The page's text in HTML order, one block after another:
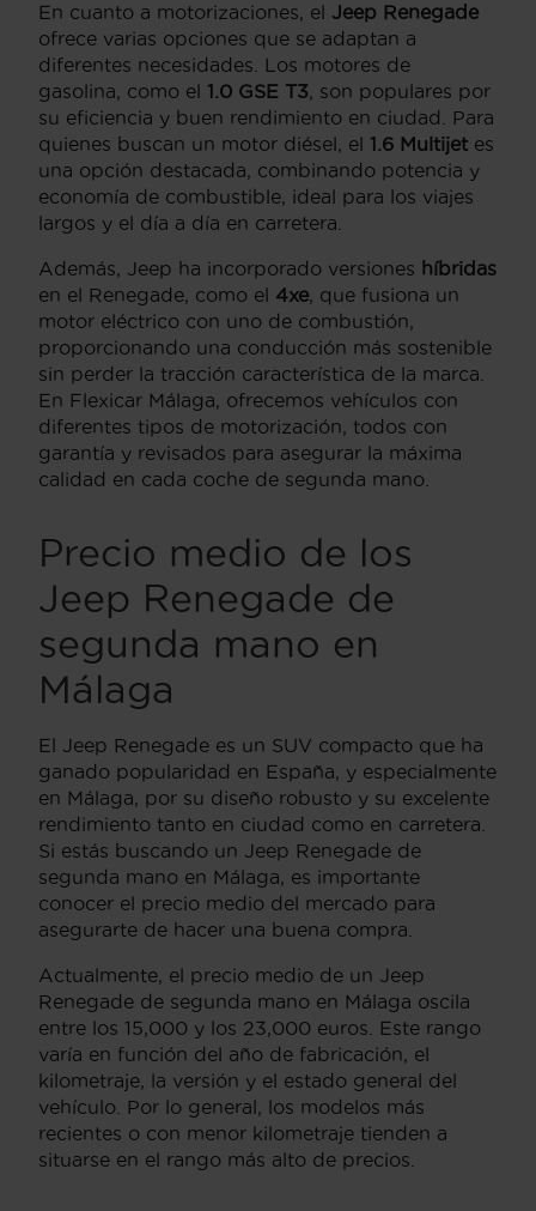
En cuanto a motorizaciones, el Jeep Renegade
ofrece varias opciones que se adaptan a
diferentes necesidades. Los motores de
gasolina, como el 1.0 GSE T3, son populares por
su eficiencia y buen rendimiento en ciudad. Para
quienes buscan un motor diésel, el 1.6 Multijet es
una opción destacada, combinando potencia y
economía de combustible, ideal para los viajes
largos y el día a día en carretera.
Además, Jeep ha incorporado versiones híbridas
en el Renegade, como el 4xe, que fusiona un
motor eléctrico con uno de combustión,
proporcionando una conducción más sostenible
sin perder la tracción característica de la marca.
En Flexicar Málaga, ofrecemos vehículos con
diferentes tipos de motorización, todos con
garantía y revisados para asegurar la máxima
calidad en cada coche de segunda mano.
Precio medio de los
Jeep Renegade de
segunda mano en
Málaga
El Jeep Renegade es un SUV compacto que ha
ganado popularidad en España, y especialmente
en Málaga, por su diseño robusto y su excelente
rendimiento tanto en ciudad como en carretera.
Si estás buscando un Jeep Renegade de
segunda mano en Málaga, es importante
conocer el precio medio del mercado para
asegurarte de hacer una buena compra.
Actualmente, el precio medio de un Jeep
Renegade de segunda mano en Málaga oscila
entre los 15,000 y los 23,000 euros. Este rango
varía en función del año de fabricación, el
kilometraje, la versión y el estado general del
vehículo. Por lo general, los modelos más
recientes o con menor kilometraje tienden a
situarse en el rango más alto de precios.